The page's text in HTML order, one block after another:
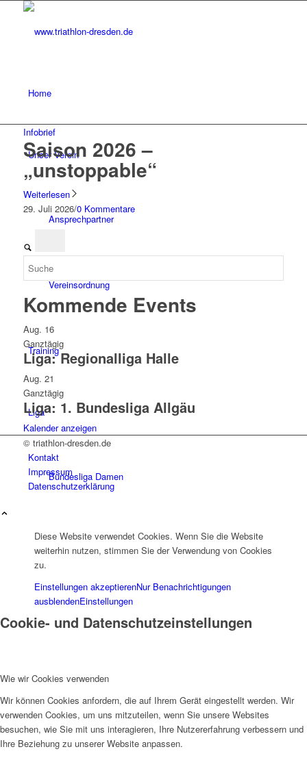
Home
Unser Verein
Ansprechpartner
Vereinsordnung
Training
Liga
Bundesliga Damen
Bundesliga Herren
Regionalliga
Landesliga
Nachwuchs
Infobrief
Saison 2026 –
„unstoppable“
Weiterlesen
29. Juli 2026/0 Kommentare
Kommende Events
Aug. 16
Ganztägig
Liga: Regionalliga Halle
Aug. 21
Ganztägig
Liga: 1. Bundesliga Allgäu
Kalender anzeigen
© triathlon-dresden.de
Kontakt
Impressum
Datenschutzerklärung
Diese Website verwendet Cookies. Wenn Sie die Website
weiterhin nutzen, stimmen Sie der Verwendung von Cookies
zu.
Einstellungen akzeptierenNur Benachrichtigungen
ausblendenEinstellungen
Cookie- und Datenschutzeinstellungen
Wie wir Cookies verwenden
Wir können Cookies anfordern, die auf Ihrem Gerät eingestellt werden. Wir
verwenden Cookies, um uns mitzuteilen, wenn Sie unsere Websites
besuchen, wie Sie mit uns interagieren, Ihre Nutzererfahrung verbessern und
Ihre Beziehung zu unserer Website anpassen.